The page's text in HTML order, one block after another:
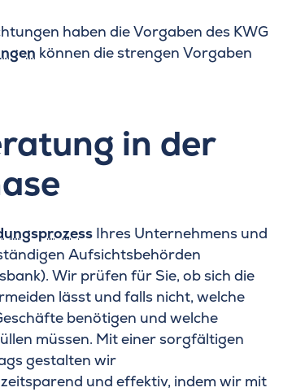
haben die Vorgaben des KWG
können die strengen Vorgaben
in der
Ihres Unternehmens und
Aufsichtsbehörden
Wir prüfen für Sie, ob sich die
lässt und falls nicht, welche
benötigen und welche
müssen. Mit einer sorgfältigen
gestalten wir
und effektiv, indem wir mit